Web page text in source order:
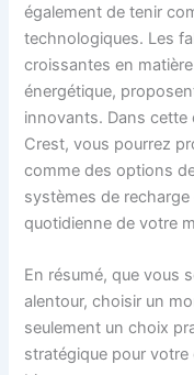
également de tenir
technologiques. Les
croissantes en
énergétique,
innovants. Dans cette
Crest, vous pourrez
comme des options
systèmes de recharge
quotidienne de votre
En résumé, que vous
alentour, choisir un
seulement un choix
stratégique pour